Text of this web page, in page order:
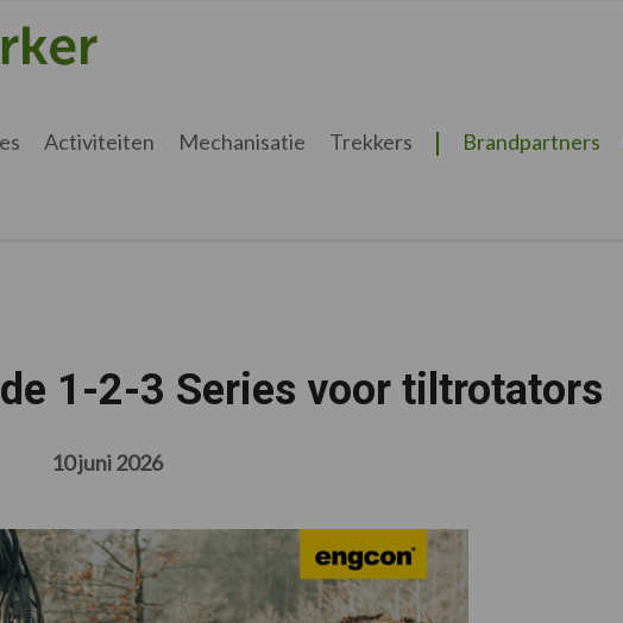
Activiteiten Mechanisatie Trekkers Brandpartners
1-2-3 Series voor tiltrotators
10 juni 2026